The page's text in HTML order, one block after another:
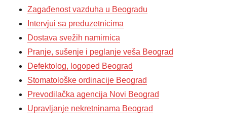
Zagađenost vazduha u Beogradu
Intervjui sa preduzetnicima
Dostava svežih namirnica
Pranje, sušenje i peglanje veša Beograd
Defektolog, logoped Beograd
Stomatološke ordinacije Beograd
Prevodilačka agencija Novi Beograd
Upravljanje nekretninama Beograd